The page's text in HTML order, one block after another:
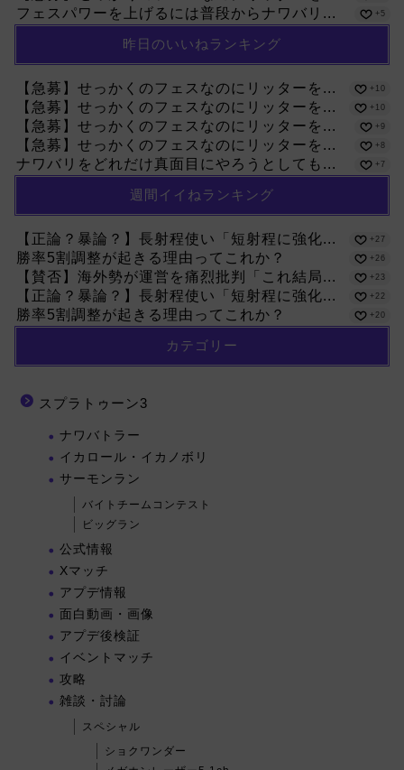
フェスパワーを上げるには普段からナワバリ...
+5
昨日のいいねランキング
【急募】せっかくのフェスなのにリッターを... +10
【急募】せっかくのフェスなのにリッターを... +10
【急募】せっかくのフェスなのにリッターを... +9
【急募】せっかくのフェスなのにリッターを... +8
ナワバリをどれだけ真面目にやろうとしても... +7
週間イイねランキング
【正論？暴論？】長射程使い「短射程に強化... +27
勝率5割調整が起きる理由ってこれか？ +26
【賛否】海外勢が運営を痛烈批判「これ結局... +23
【正論？暴論？】長射程使い「短射程に強化... +22
勝率5割調整が起きる理由ってこれか？ +20
カテゴリー
スプラトゥーン3
ナワバトラー
イカロール・イカノボリ
サーモンラン
バイトチームコンテスト
ビッグラン
公式情報
Xマッチ
アプデ情報
面白動画・画像
アプデ後検証
イベントマッチ
攻略
雑談・討論
スペシャル
ショクワンダー